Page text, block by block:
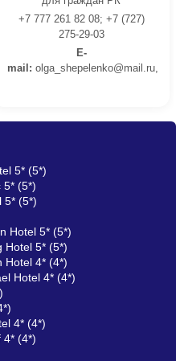
+7 777 261 82 08; +7 (727)
275-29-03
E-
mail: olga_shepelenko@mail.ru,
5* (5*)
5* (5*)
5* (5*)
Hotel 5* (5*)
Hotel 5* (5*)
Hotel 4* (4*)
Hotel 4* (4*)
4* (4*)
4* (4*)